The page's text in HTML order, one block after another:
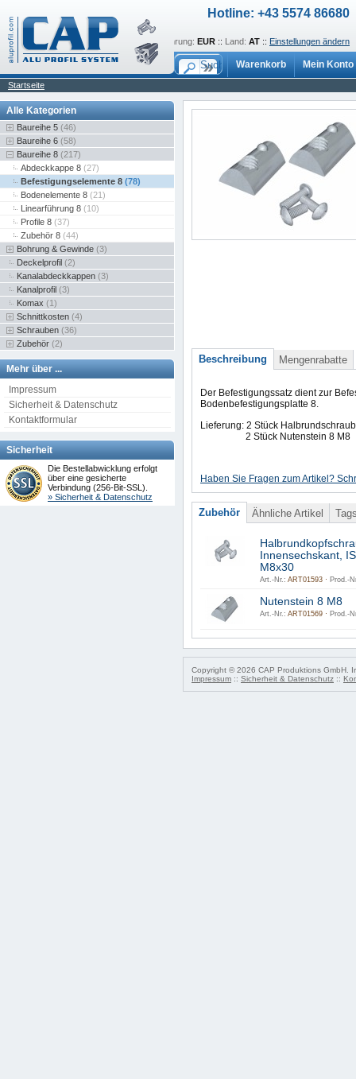
Hotline: +43 5574 86680
Sprache: de:: Währung: EUR :: Land: AT :: Einstellungen ändern
Warenkorb Mein Konto
Startseite
Alle Kategorien
Baureihe 5 (46)
Baureihe 6 (58)
Baureihe 8 (217)
Abdeckkappe 8 (27)
Befestigungselemente 8 (78)
Bodenelemente 8 (21)
Linearführung 8 (10)
Profile 8 (37)
Zubehör 8 (44)
Bohrung & Gewinde (3)
Deckelprofil (2)
Kanalabdeckkappen (3)
Kanalprofil (3)
Komax (1)
Schnittkosten (4)
Schrauben (36)
Zubehör (2)
Mehr über ...
Impressum
Sicherheit & Datenschutz
Kontaktformular
Sicherheit
Die Bestellabwicklung erfolgt
über eine gesicherte
Verbindung (256-Bit-SSL).
» Sicherheit & Datenschutz
Beschreibung Mengenrabatte
Der Befestigungssatz dient zur
Bodenbefestigungsplatte 8.
Lieferung: 2 Stück
2 Stück Nutenstein 8 M8
Haben Sie Fragen zum Artikel?
Zubehör Ähnliche Artikel
Innensechskant,
M8x30
Art.-Nr.: ART01593 · Prod.-
Nutenstein 8 M8
Art.-Nr.: ART01569 · Prod.-
Copyright © 2026 CAP Produktions GmbH.
Impressum :: Sicherheit & Datenschutz ::